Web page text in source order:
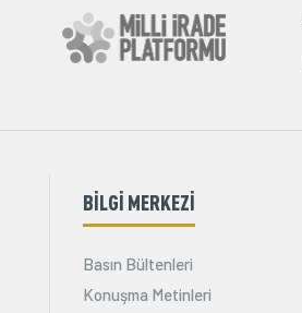
BİLGİ MERKEZİ
Basın Bültenleri
Konuşma Metinleri